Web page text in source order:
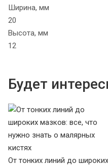
Ширина, мм
20
Высота, мм
12
Будет
От тонких линий до широких